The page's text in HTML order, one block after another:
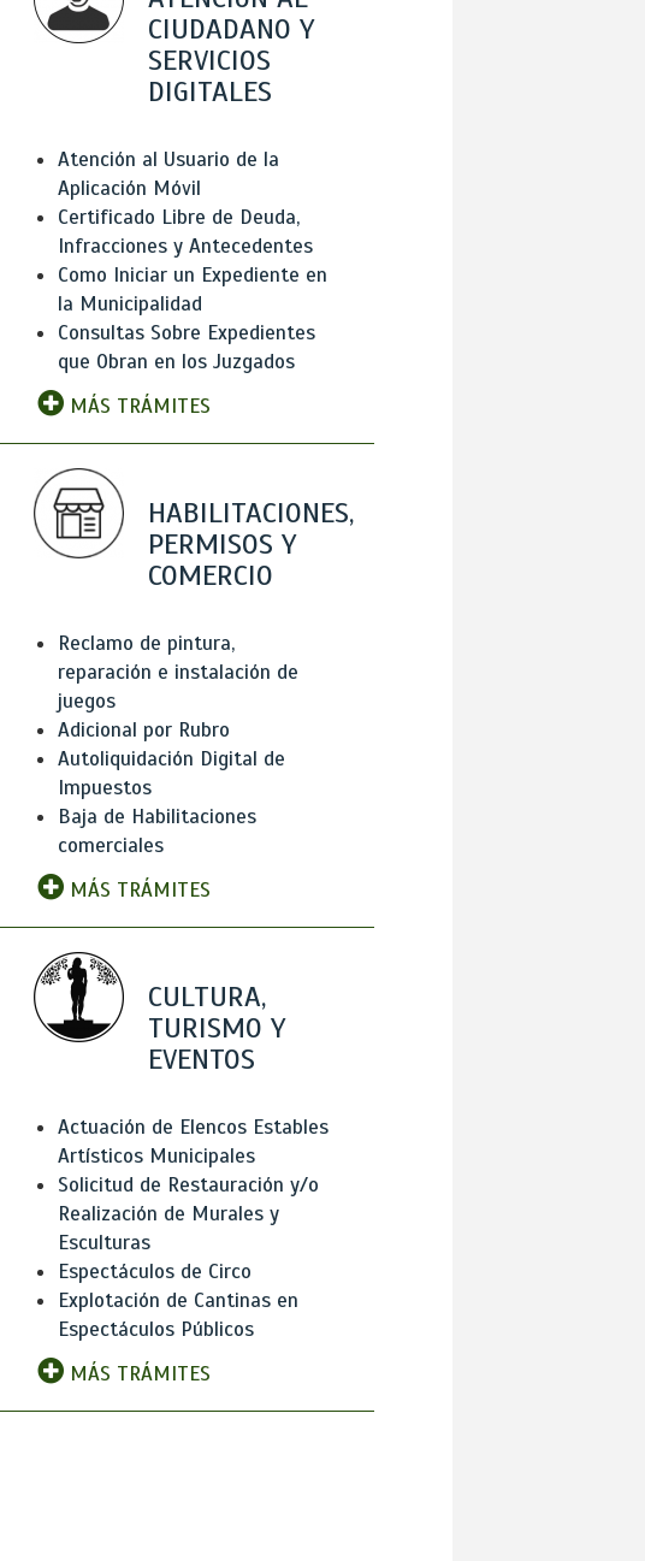
CIUDADANO Y
SERVICIOS
DIGITALES
Atención al Usuario de la
Aplicación Móvil
Certificado Libre de Deuda,
Infracciones y Antecedentes
Como Iniciar un Expediente en
la Municipalidad
Consultas Sobre Expedientes
que Obran en los Juzgados
MÁS TRÁMITES
HABILITACIONES,
PERMISOS Y
COMERCIO
Reclamo de pintura,
reparación e instalación de
juegos
Adicional por Rubro
Autoliquidación Digital de
Impuestos
Baja de Habilitaciones
comerciales
MÁS TRÁMITES
CULTURA,
TURISMO Y
EVENTOS
Actuación de Elencos Estables
Artísticos Municipales
Solicitud de Restauración y/o
Realización de Murales y
Esculturas
Espectáculos de Circo
Explotación de Cantinas en
Espectáculos Públicos
MÁS TRÁMITES